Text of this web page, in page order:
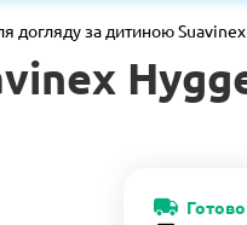
догляду за дитиною
Hygge